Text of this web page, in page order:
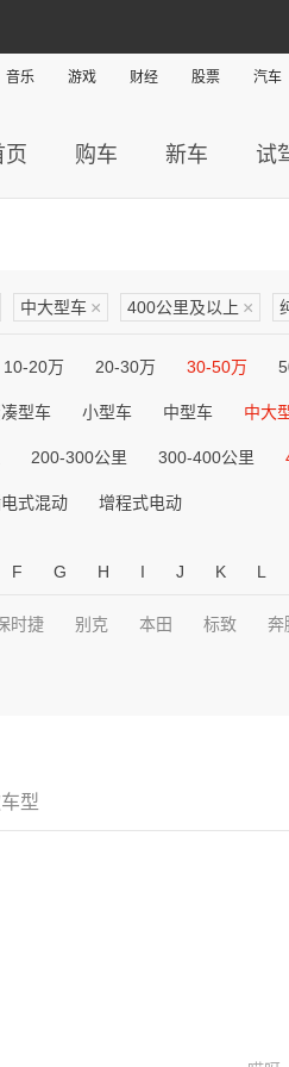
音乐 游戏 财经 股票 汽车
页 购车 新车 试
中大型车 × 400公里及以上 ×
10-20万 20-30万 30-50万
型车 小型车 中型车 中大
200-300公里 300-400公里
式混动 增程式电动
F G H I J K L
时捷 别克 本田 标致 奔
型